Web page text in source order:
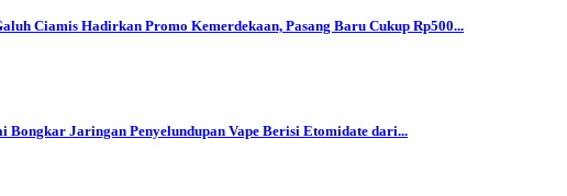
Ciamis Hadirkan Promo Kemerdekaan, Pasang Baru Cukup Rp500...
Bongkar Jaringan Penyelundupan Vape Berisi Etomidate dari...